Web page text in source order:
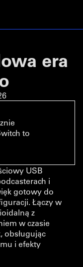
era
to
USB
i
gotowy do
Łączy w
z
w czasie
obsługując
i efekty